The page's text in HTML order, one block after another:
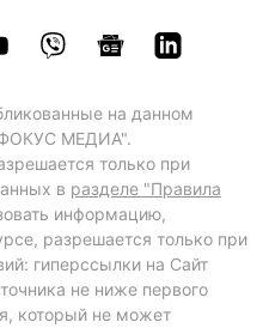
на данном
МЕДИА".
только при
в разделе "Правила
информацию,
разрешается только при
гиперссылки на Сайт
не ниже первого
который не может